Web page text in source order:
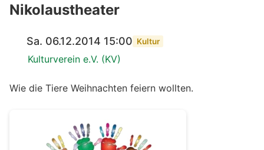
Nikolaustheater
Sa. 06.12.2014 15:00 Kultur
Kulturverein e.V. (KV)
Wie die Tiere Weihnachten feiern wollten.